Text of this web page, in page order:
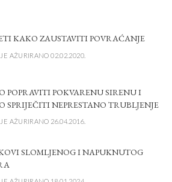
KAKO ZAUSTAVITI POVRAĆANJE
AŽURIRANO 02.02.2020.
POPRAVITI POKVARENU SIRENU I
SPRIJEČITI NEPRESTANO TRUBLJENJE
AŽURIRANO 26.04.2016.
SLOMLJENOG I NAPUKNUTOG